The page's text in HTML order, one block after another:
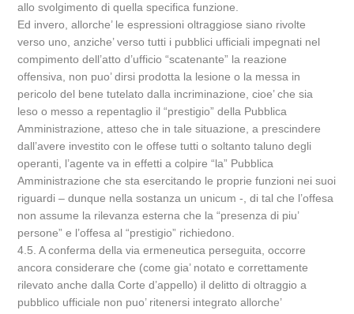
allo svolgimento di quella specifica funzione.
Ed invero, allorche’ le espressioni oltraggiose siano rivolte
verso uno, anziche’ verso tutti i pubblici ufficiali impegnati nel
compimento dell’atto d’ufficio “scatenante” la reazione
offensiva, non puo’ dirsi prodotta la lesione o la messa in
pericolo del bene tutelato dalla incriminazione, cioe’ che sia
leso o messo a repentaglio il “prestigio” della Pubblica
Amministrazione, atteso che in tale situazione, a prescindere
dall’avere investito con le offese tutti o soltanto taluno degli
operanti, l’agente va in effetti a colpire “la” Pubblica
Amministrazione che sta esercitando le proprie funzioni nei suoi
riguardi – dunque nella sostanza un unicum -, di tal che l’offesa
non assume la rilevanza esterna che la “presenza di piu’
persone” e l’offesa al “prestigio” richiedono.
4.5. A conferma della via ermeneutica perseguita, occorre
ancora considerare che (come gia’ notato e correttamente
rilevato anche dalla Corte d’appello) il delitto di oltraggio a
pubblico ufficiale non puo’ ritenersi integrato allorche’